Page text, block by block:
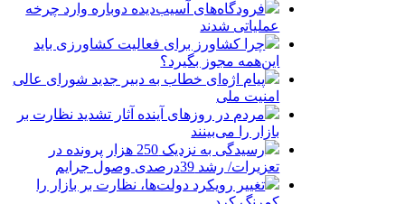
فرودگاه‌های آسیب‌دیده دوباره وارد چرخه
عملیاتی شدند
چرا کشاورز برای فعالیت کشاورزی باید
این‌همه مجوز بگیرد؟
پیام اژه‌ای خطاب به دبیر جدید شورای عالی
امنیت ملی
مردم در روزهای آینده آثار تشدید نظارت بر
بازار را می‌بینند
رسیدگی به نزدیک 250 هزار پرونده در
تعزیرات/ رشد 39درصدی وصول جرایم
تغییر رویکرد دولت‌ها، نظارت بر بازار را